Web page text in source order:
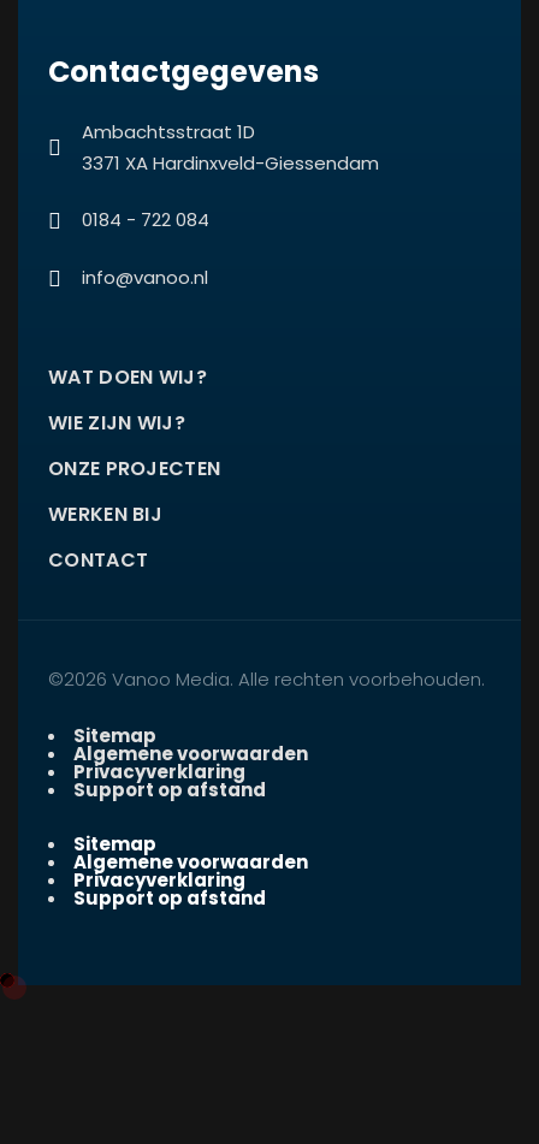
Contactgegevens
Ambachtsstraat 1D
3371 XA Hardinxveld-Giessendam
0184 - 722 084
info@vanoo.nl
WAT DOEN WIJ?
WIE ZIJN WIJ?
ONZE PROJECTEN
WERKEN BIJ
CONTACT
©2026 Vanoo Media. Alle rechten voorbehouden.
Sitemap
Algemene voorwaarden
Privacyverklaring
Support op afstand
Sitemap
Algemene voorwaarden
Privacyverklaring
Support op afstand